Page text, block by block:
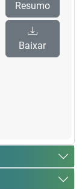
Resumo
Baixar